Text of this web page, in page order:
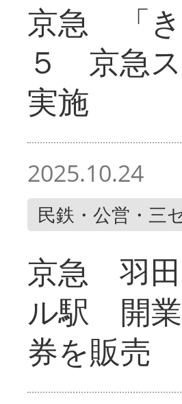
京急 「き
５ 京急
実施
2025.10.24
民鉄・公営・三
京急 羽田
ル駅 開業
券を販売